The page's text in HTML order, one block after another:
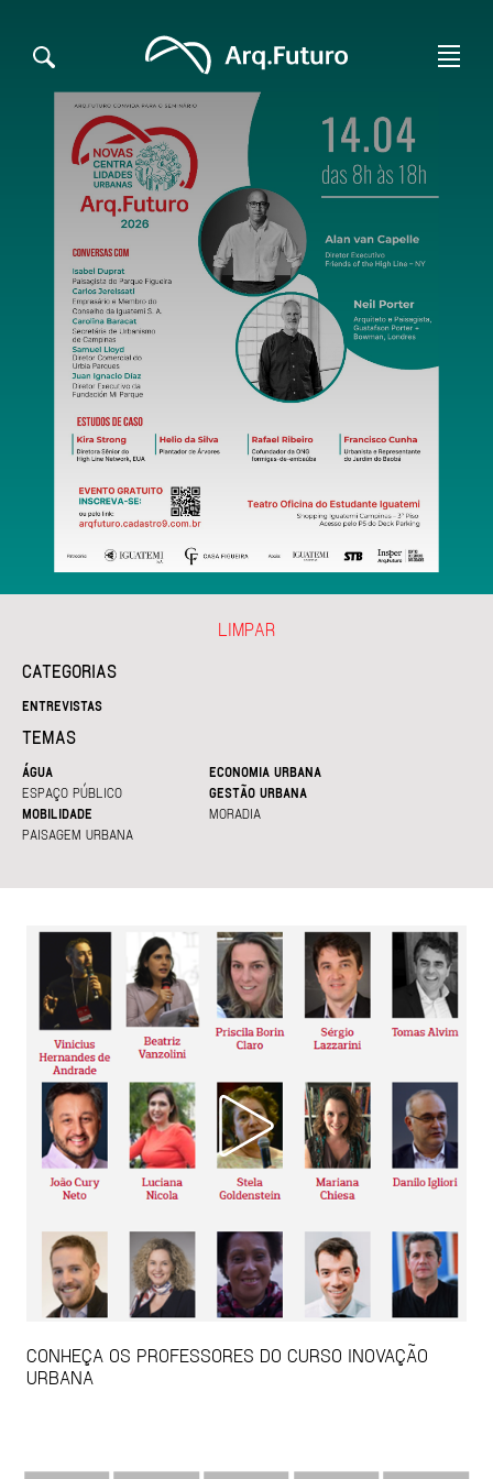
CATEGORIAS
ENTREVISTAS
TEMAS
ÁGUA
ECONOMIA URBANA
ESPAÇO PÚBLICO
GESTÃO URBANA
MOBILIDADE
MORADIA
PAISAGEM URBANA
LIMPAR
CONHEÇA OS PROFESSORES DO CURSO INOVAÇÃO
URBANA